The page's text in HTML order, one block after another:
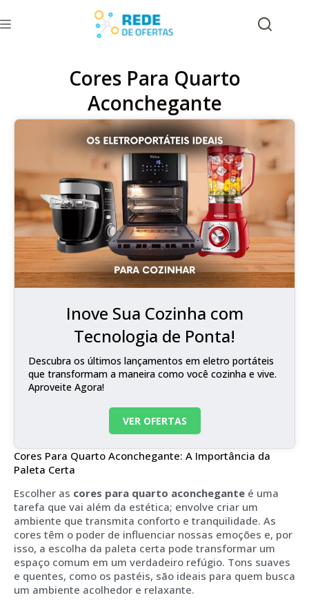
Cores Para Quarto
Aconchegante
Inove Sua Cozinha com
Tecnologia de Ponta!
Descubra os últimos lançamentos em eletro portáteis
que transformam a maneira como você cozinha e vive.
Aproveite Agora!
VER OFERTAS
Cores Para Quarto Aconchegante: A Importância da
Paleta Certa
Escolher as cores para quarto aconchegante é uma
tarefa que vai além da estética; envolve criar um
ambiente que transmita conforto e tranquilidade. As
cores têm o poder de influenciar nossas emoções e, por
isso, a escolha da paleta certa pode transformar um
espaço comum em um verdadeiro refúgio. Tons suaves
e quentes, como os pastéis, são ideais para quem busca
um ambiente acolhedor e relaxante.